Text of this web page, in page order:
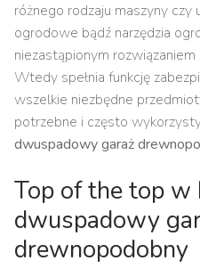
różnego rodzaju maszyny czy
ogrodowe bądź narzędzia
niezastąpionym
Wtedy spełnia funkcję
wszelkie niezbędne
potrzebne i często
dwuspadowy garaż
Top of the top w
dwuspadowy
drewnopodobny